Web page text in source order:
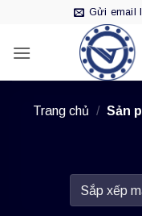
nội
Gửi email
Trang chủ / Sản